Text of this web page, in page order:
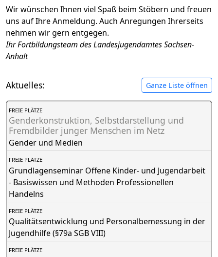
Wir wünschen Ihnen viel Spaß beim Stöbern und freuen
uns auf Ihre Anmeldung. Auch Anregungen Ihrerseits
nehmen wir gern entgegen.
Ihr Fortbildungsteam des Landesjugendamtes Sachsen-
Anhalt
Aktuelles: Ganze Liste öffnen
FREIE PLÄTZE
Genderkonstruktion, Selbstdarstellung und
Fremdbilder junger Menschen im Netz
Gender und Medien
FREIE PLÄTZE
Grundlagenseminar Offene Kinder- und Jugendarbeit
- Basiswissen und Methoden Professionellen
Handelns
FREIE PLÄTZE
Qualitätsentwicklung und Personalbemessung in der
Jugendhilfe (§79a SGB VIII)
FREIE PLÄTZE